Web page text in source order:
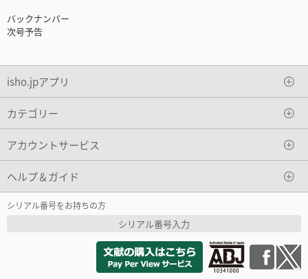
バックナンバー
次号予告
isho.jpアプリ
カテゴリー
アカウントサービス
ヘルプ＆ガイド
シリアル番号をお持ちの方
シリアル番号入力